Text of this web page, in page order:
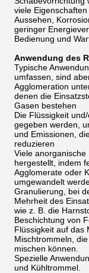
viele
Aussehen,
geringer
Bedienung und
Anwendung des
Typische
umfassen, sind
Agglomeration
denen die
Gasen bestehen
Die Flüssigkeit
gegeben werden,
und Emissionen,
reduzieren
Viele
hergestellt, indem
Agglomerate oder
umgewandelt
Granulierung, bei
Mehrheit des
wie z. B. die
Beschichtung von
Flüssigkeit auf das
Mischtrommeln,
mischen können.
Spezielle
und Kühltrommel.